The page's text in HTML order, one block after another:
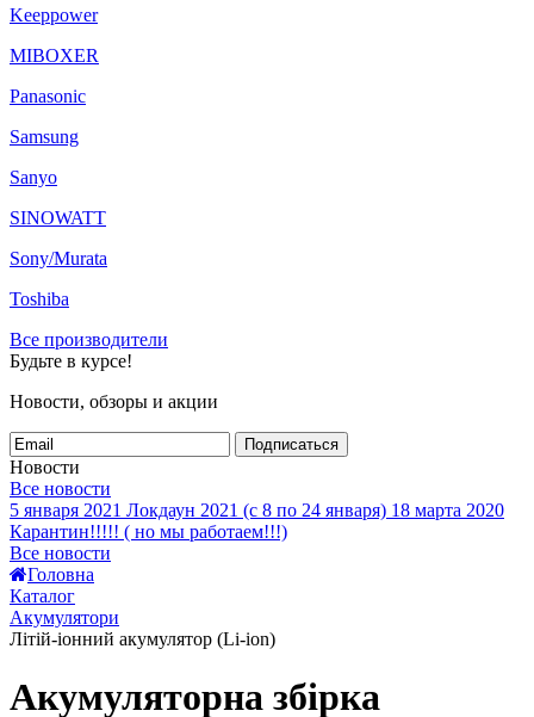
Keeppower
MIBOXER
Panasonic
Samsung
Sanyo
SINOWATT
Sony/Murata
Toshiba
Все производители
Будьте в курсе!
Новости, обзоры и акции
Подписаться
Новости
Все новости
5 января 2021 Локдаун 2021 (с 8 по 24 января) 18 марта 2020
Карантин!!!!! ( но мы работаем!!!)
Все новости
Головна
Каталог
Акумулятори
Літій-іонний акумулятор (Li-ion)
Акумуляторна збірка